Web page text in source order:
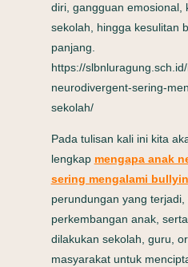
diri, gangguan emosional,
sekolah, hingga kesulitan
panjang.
https://
neurodivergent-sering-
sekolah/
Pada tulisan kali ini kita
lengkap mengapa anak
sering mengalami
perundungan yang
perkembangan anak,
dilakukan sekolah, guru,
masyarakat untuk